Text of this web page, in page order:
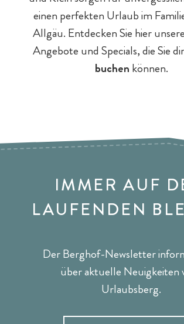
einen perfekten Urlaub im
Allgäu. Entdecken Sie hier
Angebote und Specials, die Sie
buchen können.
IMMER AUF
LAUFENDEN
Der Berghof-Newsletter
über aktuelle Neuigkeiten
Urlaubsberg.
E-Bikes & Radtouren
Fitness & Yoga
Tagesgäste